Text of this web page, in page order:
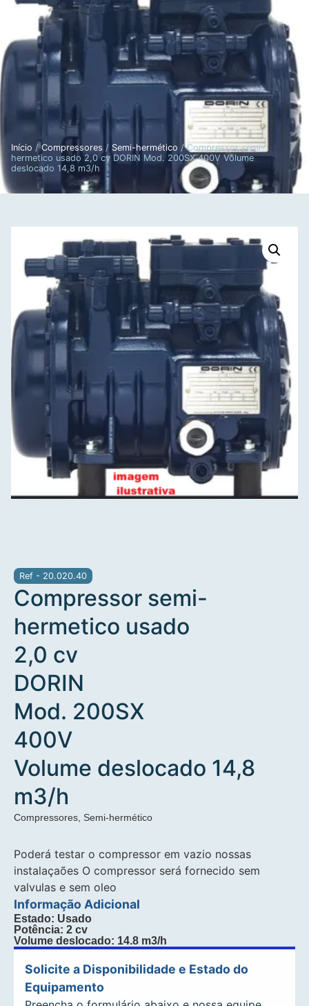
Início /Compressores / Semi-hermético / Compressor semi-
hermetico usado 2,0 cv DORIN Mod. 200SX 400V Volume
deslocado 14,8 m3/h
Ref - 20.020.40
Compressor semi-
hermetico usado
2,0 cv
DORIN
Mod. 200SX
400V
Volume deslocado 14,8
m3/h
Compressores Semi-hermético
Poderá testar o compressor em vazio nossas
instalaçaões O compressor será fornecido sem
valvulas e sem oleo
Informação Adicional
Estado: Usado
Potência: 2 cv
Volume deslocado: 14.8 m3/h
Solicite a Disponibilidade e Estado do
Equipamento